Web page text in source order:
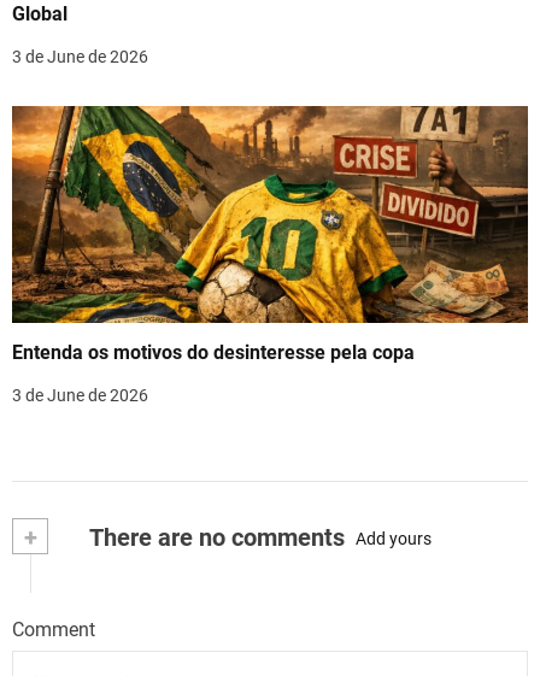
Global
3 de June de 2026
Entenda os motivos do desinteresse pela copa
3 de June de 2026
+ There are no comments Add yours
Comment